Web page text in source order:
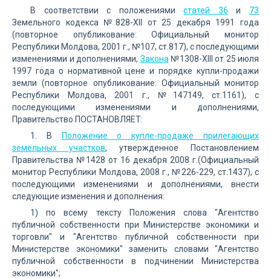
В соответствии с положениямистатей 36 и 73
Земельного кодекса №828-XII от 25 декабря 1991 года
(повторное опубликование: Официальный монитор
Республики Молдова, 2001 г., №107, ст.817), с последующими
изменениями и дополнениями, Закона №1308-XIII от 25 июля
1997 года о нормативной цене и порядке купли-продажи
земли (повторное опубликование: Официальный монитор
Республики Молдова, 2001 г., №147149, ст.1161), с
последующими изменениями и дополнениями,
Правительство ПОСТАНОВЛЯЕТ:
1. В
Положение о купле-продаже прилегающих
земельных участков, утвержденное Постановлением
Правительства №1428 от 16 декабря 2008 г.(Официальный
монитор Республики Молдова, 2008 г., №226-229, ст.1437), с
последующими изменениями и дополнениями, внести
следующие изменения и дополнения:
1) по всему тексту Положения слова "Агентство
публичной собственности при Министерстве экономики и
торговли" и "Агентство публичной собственности при
Министерстве экономики" заменить словами "Агентство
публичной собственности в подчинении Министерства
экономики";